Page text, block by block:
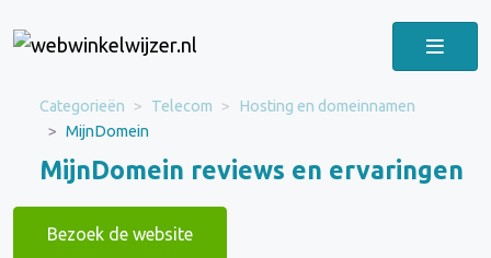
Categorieën Telecom
Hosting en domeinnamen
MijnDomein
MijnDomein reviews en ervaringen
Bezoek de website